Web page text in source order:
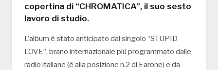
copertina di “CHROMATICA”, il suo sesto
lavoro di studio.
L’album è stato anticipato dal singolo “STUPID
LOVE”, brano internazionale più programmato dalle
radio italiane (è alla posizione n.2 di Earone) e da